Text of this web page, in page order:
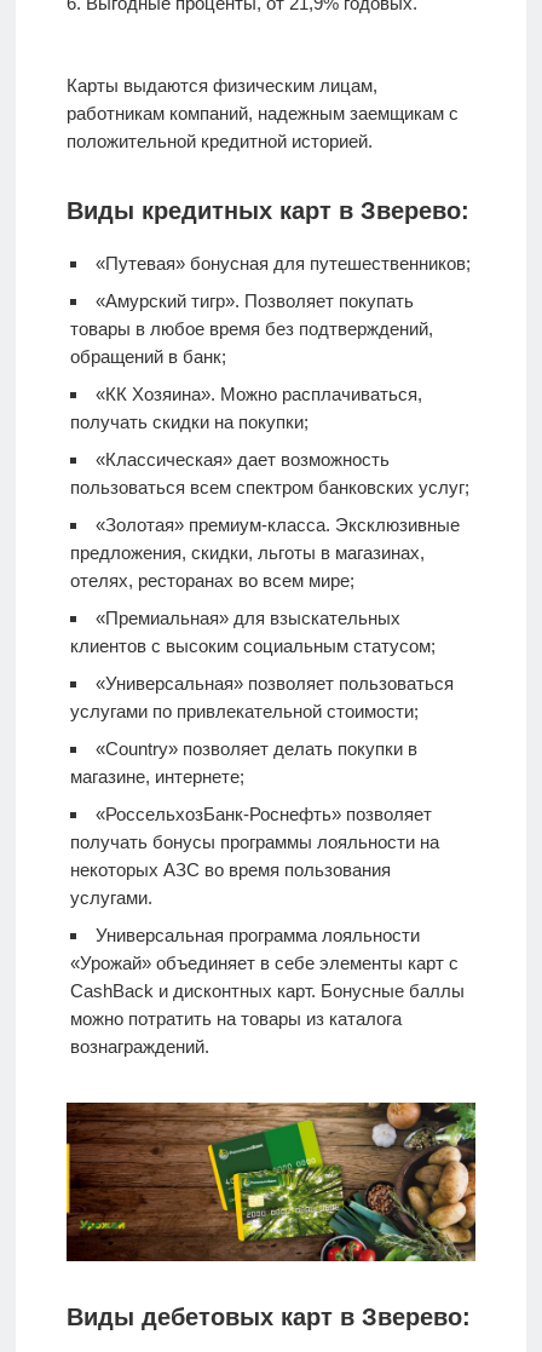
Карты выдаются физическим лицам,
работникам компаний, надежным заемщикам с
положительной кредитной историей.
Виды кредитных карт в Зверево:
«Путевая» бонусная для путешественников;
«Амурский тигр». Позволяет покупать
товары в любое время без подтверждений,
обращений в банк;
«КК Хозяина». Можно расплачиваться,
получать скидки на покупки;
«Классическая» дает возможность
пользоваться всем спектром банковских услуг;
«Золотая» премиум-класса. Эксклюзивные
предложения, скидки, льготы в магазинах,
отелях, ресторанах во всем мире;
«Премиальная» для взыскательных
клиентов с высоким социальным статусом;
«Универсальная» позволяет пользоваться
услугами по привлекательной стоимости;
«Country» позволяет делать покупки в
магазине, интернете;
«РоссельхозБанк-Роснефть» позволяет
получать бонусы программы лояльности на
некоторых АЗС во время пользования
услугами.
Универсальная программа лояльности
«Урожай» объединяет в себе элементы карт с
CashBack и дисконтных карт. Бонусные баллы
можно потратить на товары из каталога
вознаграждений.
Виды дебетовых карт в Зверево: